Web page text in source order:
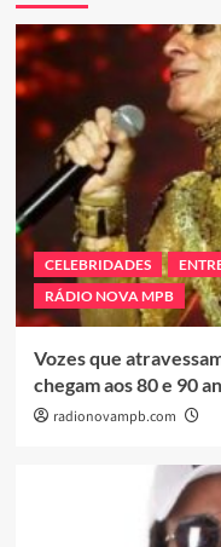
CELEBRIDADES
RÁDIO NOVA MPB
Vozes que
chegam aos 80 e 90
radionovampb.com